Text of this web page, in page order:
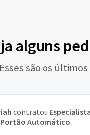
alguns
Esses são os
contratou Especialista
Portão Automático